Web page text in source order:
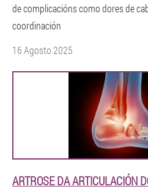
de complicacións como dores de
coordinación
16 Agosto 2025
ARTROSE DA ARTICULACIÓN